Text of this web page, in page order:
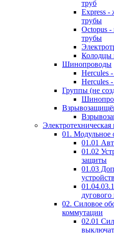
труб
Express -
трубы
Octopus
трубы
Колодцы
Шинопроводы
Hercules
Hercules
Группы (не
01. Модульное
01.01
01.02
защиты
01.03
02. Силовое
коммутации
02.01